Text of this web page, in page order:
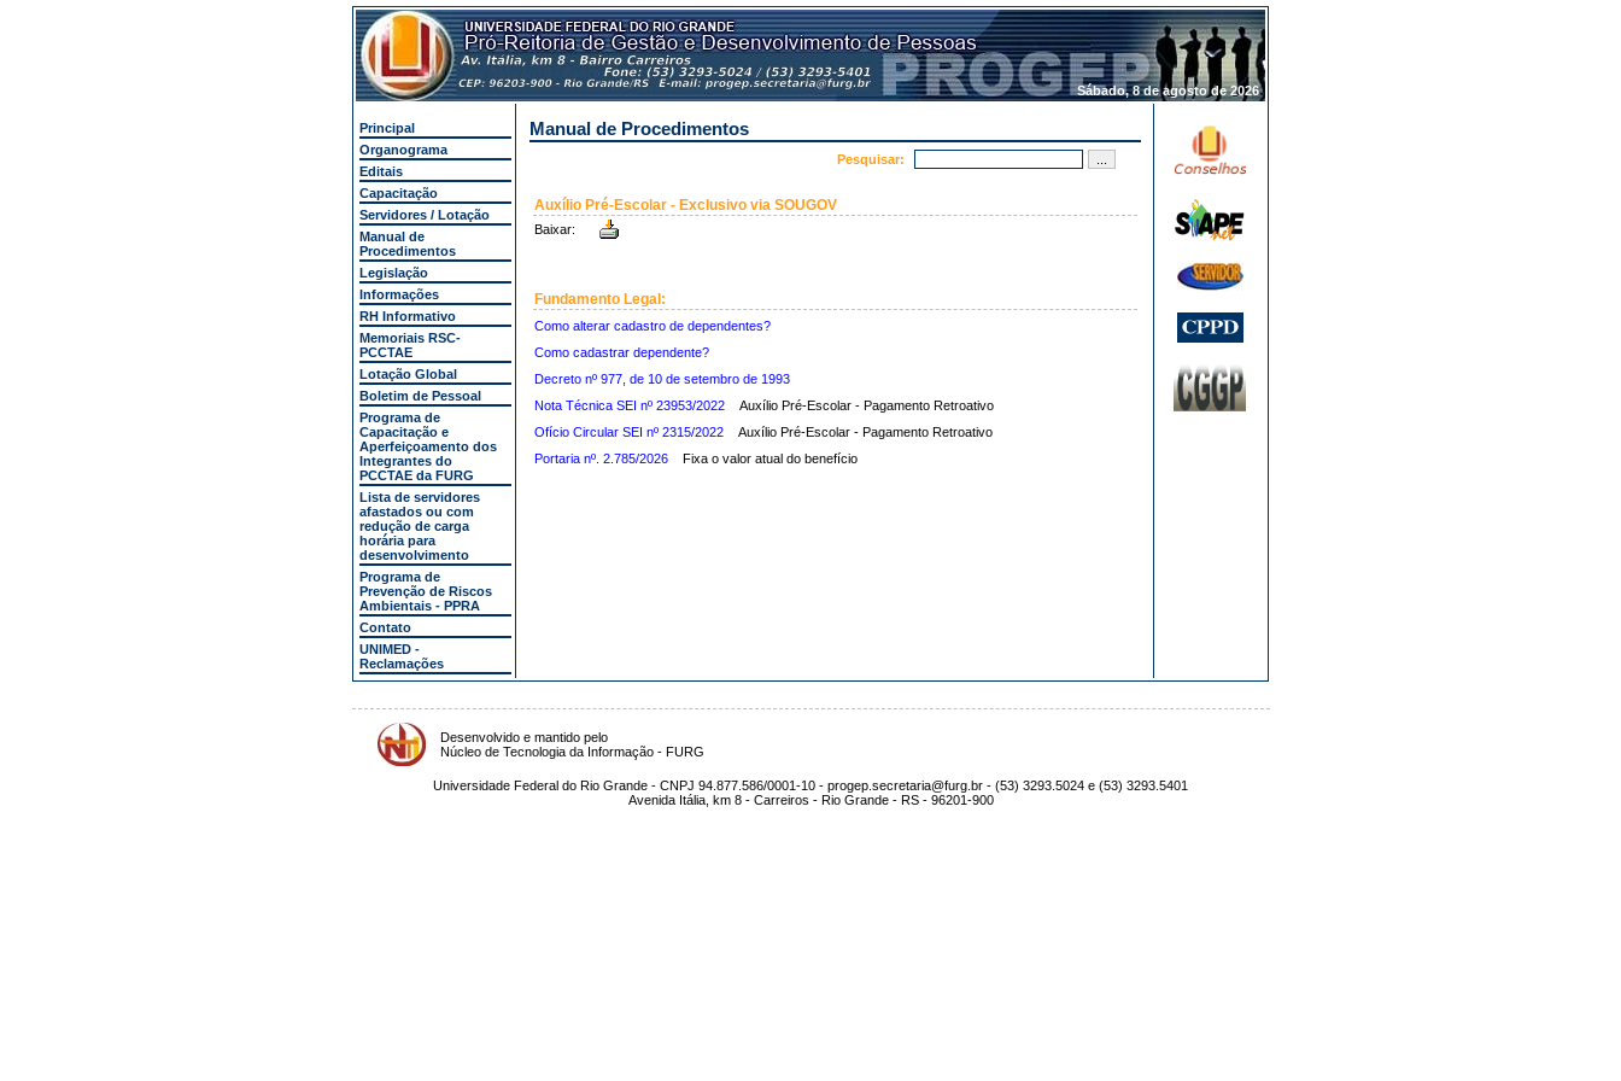
Sábado, 8 de agosto de 2026.
Principal
Organograma
Editais
Capacitação
Servidores / Lotação
Manual de
Procedimentos
Legislação
Informações
RH Informativo
Memoriais RSC-
PCCTAE
Lotação Global
Boletim de Pessoal
Programa de
Capacitação e
Aperfeiçoamento dos
Integrantes do
PCCTAE da FURG
Lista de servidores
afastados ou com
redução de carga
horária para
desenvolvimento
Programa de
Prevenção de Riscos
Ambientais - PPRA
Contato
UNIMED -
Reclamações
Manual de Procedimentos
Pesquisar:
Auxílio Pré-Escolar - Exclusivo via SOUGOV
Baixar:
Fundamento Legal:
Como alterar cadastro de dependentes?
Como cadastrar dependente?
Decreto nº 977, de 10 de setembro de 1993
Nota Técnica SEI nº 23953/2022
Auxílio Pré-Escolar - Pagamento Retroativo
Ofício Circular SEI nº 2315/2022
Auxílio Pré-Escolar - Pagamento Retroativo
Portaria nº. 2.785/2026
Fixa o valor atual do benefício
Desenvolvido e mantido pelo
Núcleo de Tecnologia da Informação - FURG
Universidade Federal do Rio Grande - CNPJ 94.877.586/0001-10 - progep.secretaria@furg.br - (53) 3293.5024 e (53) 3293.5401
Avenida Itália, km 8 - Carreiros - Rio Grande - RS - 96201-900